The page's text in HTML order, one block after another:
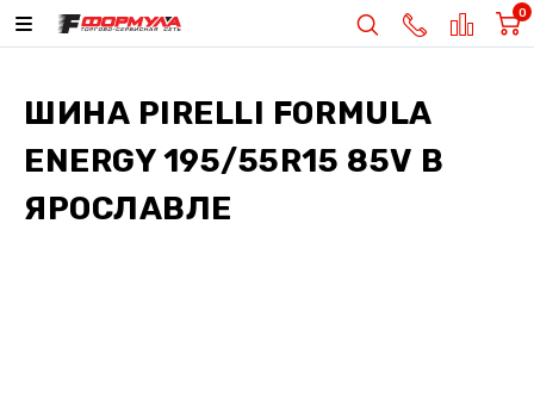
0
ШИНА PIRELLI FORMULA
ENERGY 195/55R15 85V В
ЯРОСЛАВЛЕ